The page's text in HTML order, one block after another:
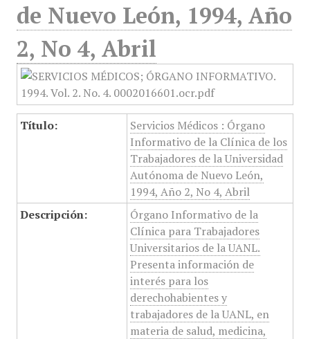
de Nuevo León, 1994, Año
2, No 4, Abril
Título:
Servicios Médicos : Órgano
Informativo de la Clínica de los
Trabajadores de la Universidad
Autónoma de Nuevo León,
1994, Año 2, No 4, Abril
Descripción:
Órgano Informativo de la
Clínica para Trabajadores
Universitarios de la UANL.
Presenta información de
interés para los
derechohabientes y
trabajadores de la UANL, en
materia de salud, medicina,